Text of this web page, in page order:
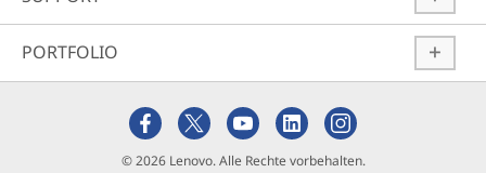
PORTFOLIO
© 2026 Lenovo. Alle Rechte vorbehalten.